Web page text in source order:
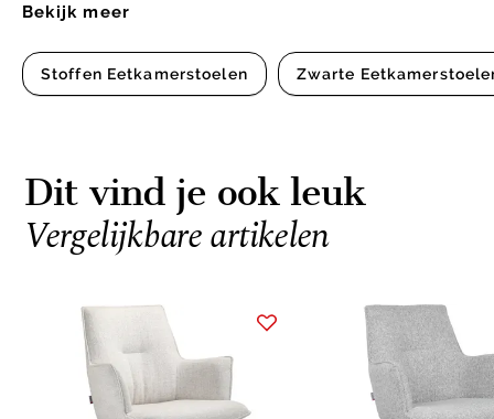
Bekijk meer
Stoffen Eetkamerstoelen Zwarte
Dit vind je ook leuk
Vergelijkbare artikelen